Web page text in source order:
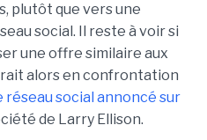
plutôt que vers une
social. Il reste à voir si
une offre similaire aux
alors en confrontation
réseau social annoncé sur
de Larry Ellison.